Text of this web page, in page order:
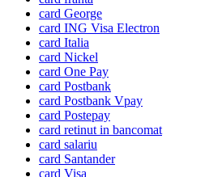
card George
card ING Visa Electron
card Italia
card Nickel
card One Pay
card Postbank
card Postbank Vpay
card Postepay
card retinut in bancomat
card salariu
card Santander
card Visa